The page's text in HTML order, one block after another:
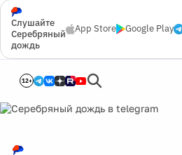
Слушайте
Серебряный
дождь
App Store Google Play
12+